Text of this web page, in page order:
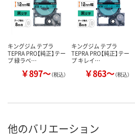
キングジム テプラ
TEPRA PRO【純正】テー
プ 緑ラベ…
￥897～（税込）
キングジム テプラ
TEPRA PRO【純正】テー
プ キレイ…
￥863～（税込）
他のバリエーション